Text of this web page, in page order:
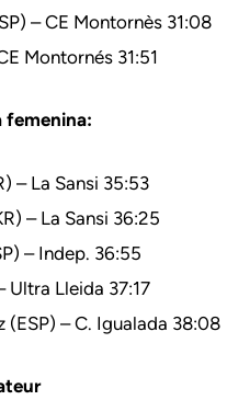
– CE Montornès 31:08
Montornés 31:51
femenina:
– La Sansi 35:53
– La Sansi 36:25
– Indep. 36:55
Ultra Lleida 37:17
(ESP) – C. Igualada 38:08